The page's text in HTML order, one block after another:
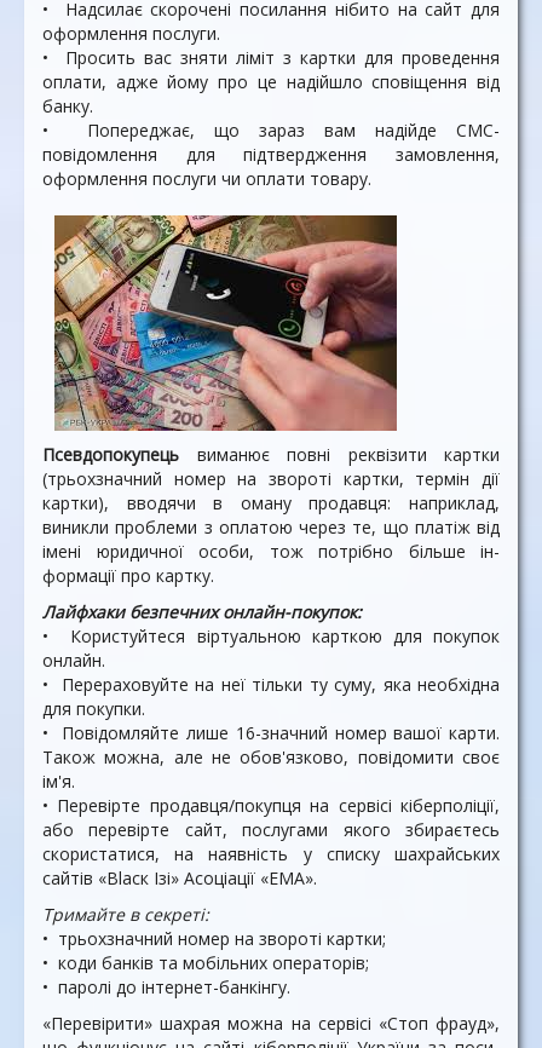
• Надсилає скорочені поси­лання нібито на сайт для
оформлення послуги.
• Просить вас зняти ліміт з картки для проведення
опла­ти, адже йому про це надійш­ло сповіщення від
банку.
• Попереджає, що зараз вам надійде СМС-
повідомлення для підтвердження замов­лення,
оформлення послу­ги чи оплати товару.
Псевдопокупець виманює повні реквізити картки
(трьохзначний номер на звороті картки, тер­мін дії
картки), вводячи в оману продавця: наприклад,
виникли проблеми з оплатою через те, що платіж від
імені юридичної особи, тож потрібно більше ін­
формації про картку.
Лайфхаки безпечних онлайн-покупок:
• Користуйтеся віртуаль­ною карткою для покупок
онлайн.
• Перераховуйте на неї тільки ту суму, яка необхідна
для покупки.
• Повідомляйте лише 16-значний номер вашої карти.
Також можна, але не обов'яз­ково, повідомити своє
ім'я.
• Перевірте продавця/покуп­ця на сервісі кіберполіції,
або пере­вірте сайт, послугами якого збираєтесь
скористатися, на наявність у списку шахрай­ських
сайтів «Вlаск Ізі» Асоціації «ЕМА».
Тримайте в секреті:
• трьохзначний номер на зво­роті картки;
• коди банків та мобільних операторів;
• паролі до інтернет-банкінгу.
«Перевірити» шахрая мож­на на сервісі «Стоп фрауд»,